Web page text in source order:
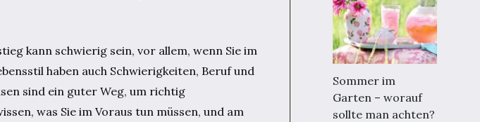
kann schwierig sein, vor allem, wenn Sie im
haben auch Schwierigkeiten, Beruf und
sind ein guter Weg, um richtig
was Sie im Voraus tun müssen, und am
Sommer im
Garten – worauf
sollte man achten?